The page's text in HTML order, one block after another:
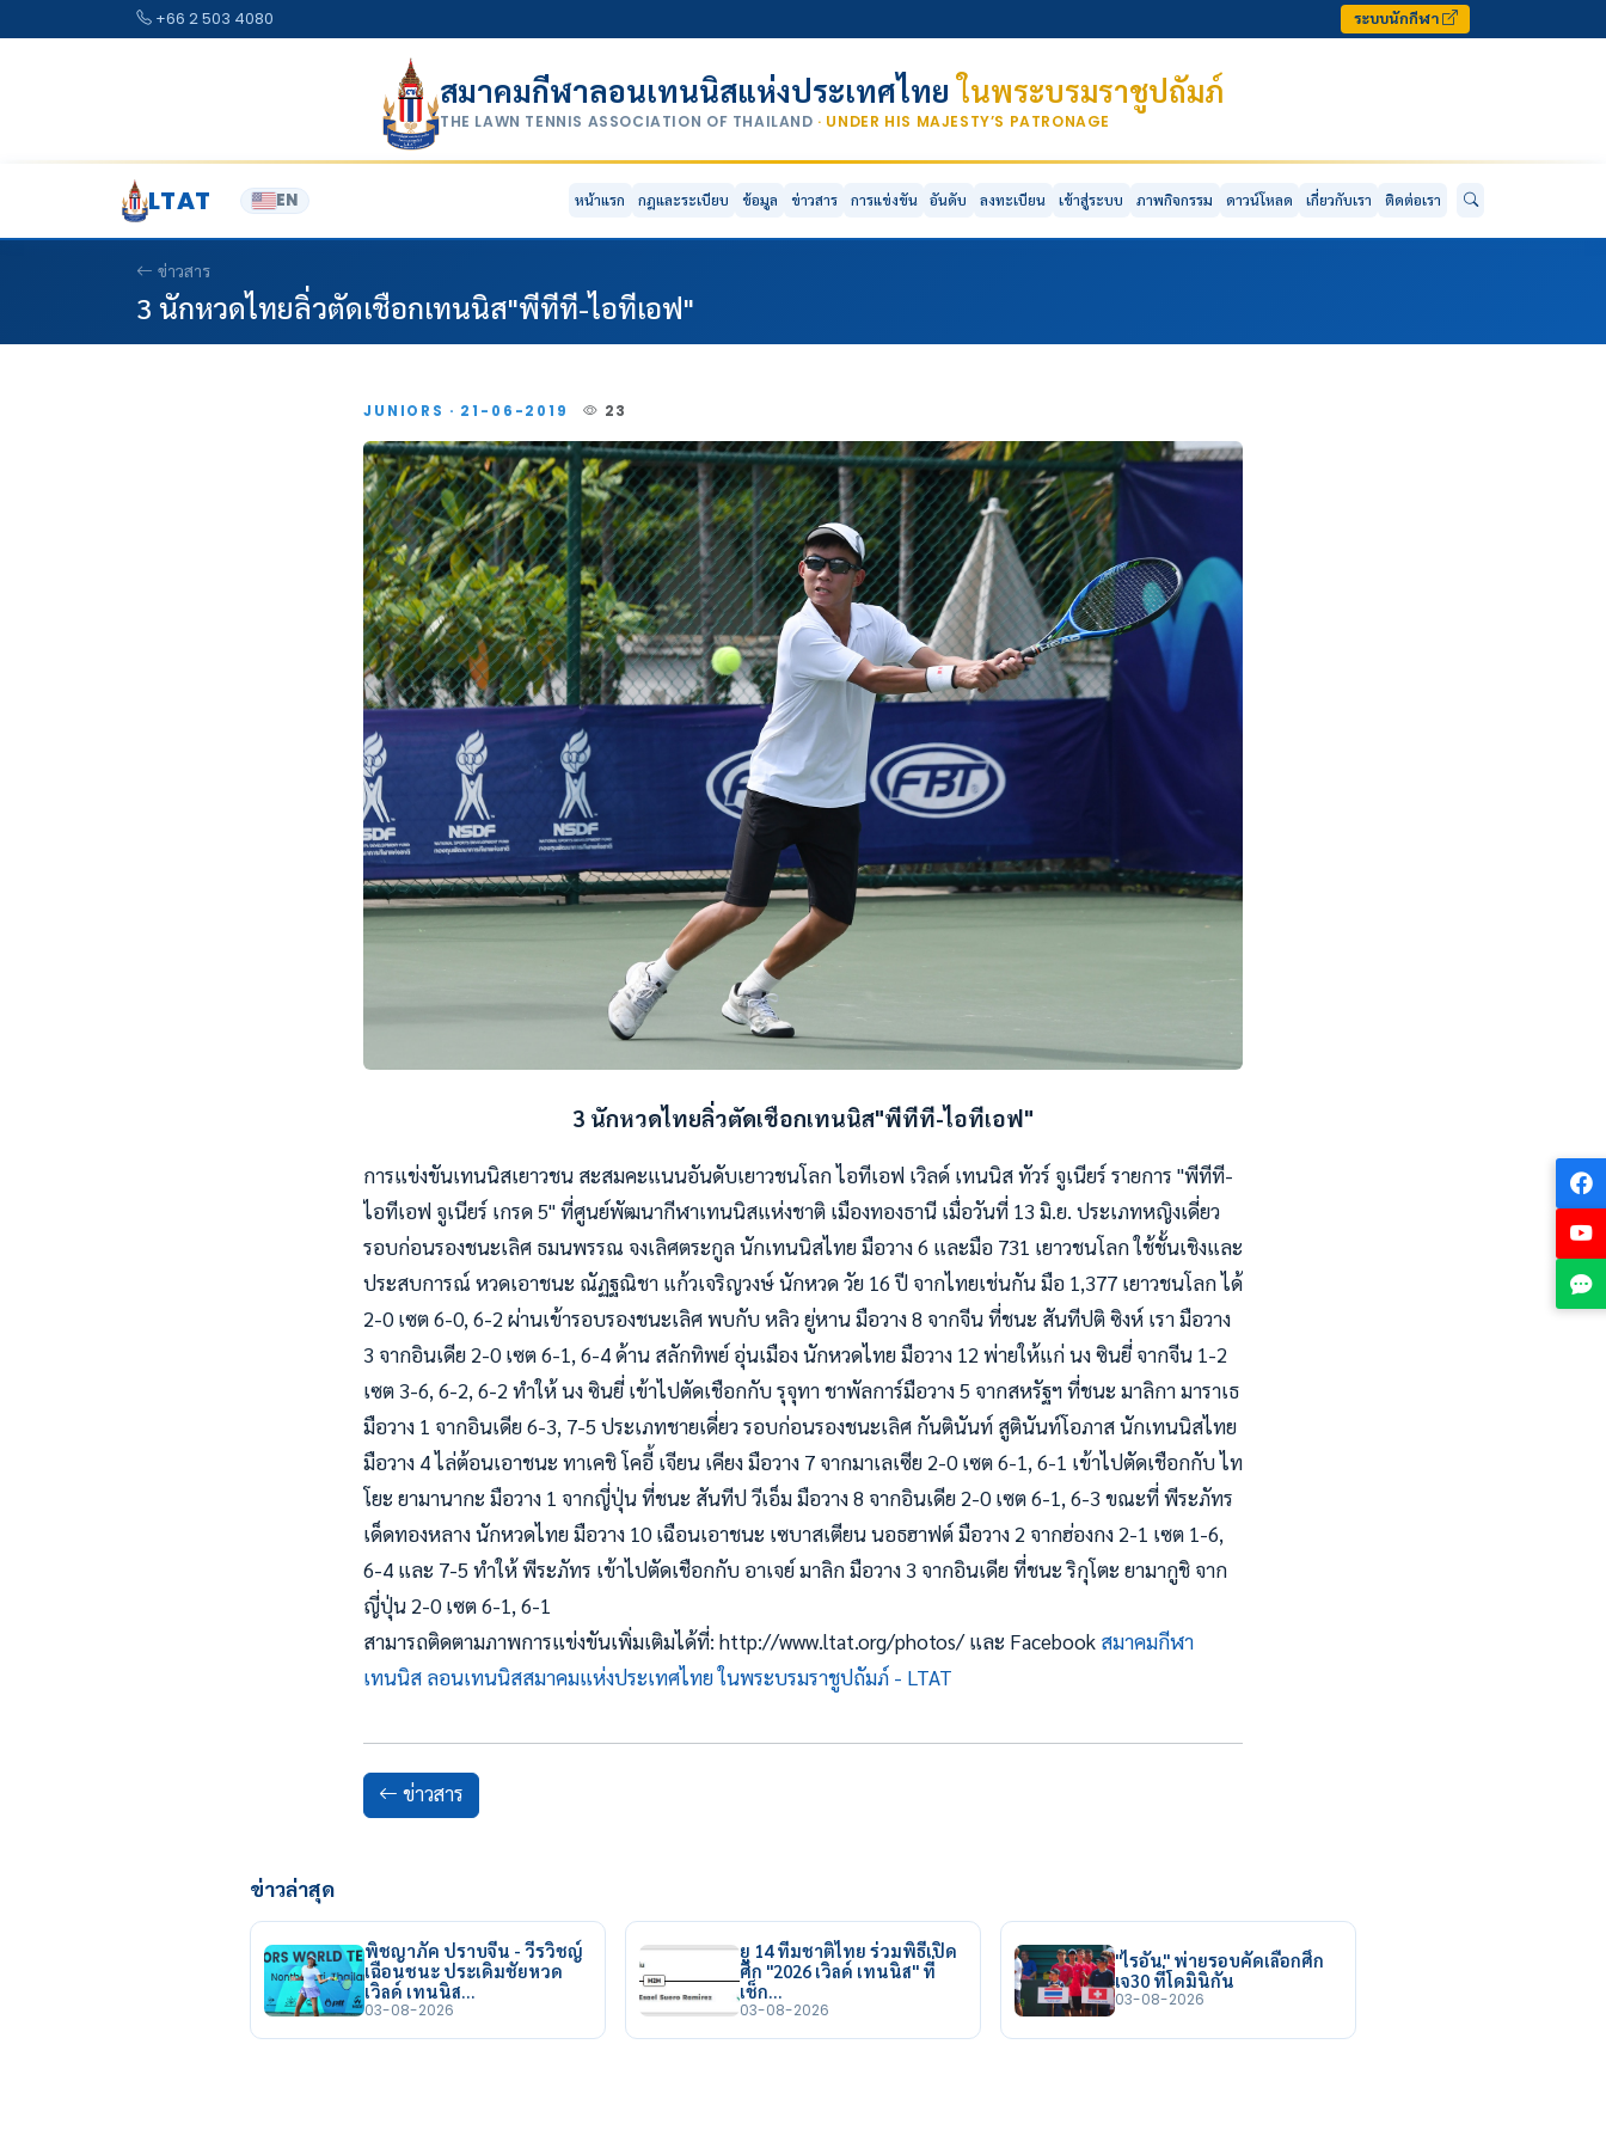
+66 2 503 4080 ระบบนักกีฬา
สมาคมกีฬาลอนเทนนิสแห่งประเทศไทยในพระบรมราชูปถัมภ์
THE LAWN TENNIS ASSOCIATION OF THAILAND · UNDER HIS MAJESTY’S PATRONAGE
LTAT EN หน้าแรก กฎและระเบียบ ข้อมูล ข่าวสาร การแข่งขัน อันดับ ลงทะเบียน เข้าสู่ระบบ ภาพกิจกรรม ดาวน์โหลด เกี่ยวกับเรา ติดต่อเรา
ข่าวสาร
3 นักหวดไทยลิ่วตัดเชือกเทนนิส"พีทีที-ไอทีเอฟ"
JUNIORS · 21-06-2019 23
3 นักหวดไทยลิ่วตัดเชือกเทนนิส"พีทีที-ไอทีเอฟ"
การแข่งขันเทนนิสเยาวชน สะสมคะแนนอันดับเยาวชนโลก ไอทีเอฟ เวิลด์ เทนนิส ทัวร์ จูเนียร์ รายการ "พีทีที-
ไอทีเอฟ จูเนียร์ เกรด 5" ที่ศูนย์พัฒนากีฬาเทนนิสแห่งชาติ เมืองทองธานี เมื่อวันที่ 13 มิ.ย. ประเภทหญิงเดี่ยว
รอบก่อนรองชนะเลิศ ธมนพรรณ จงเลิศตระกูล นักเทนนิสไทย มือวาง 6 และมือ 731 เยาวชนโลก ใช้ชั้นเชิงและ
ประสบการณ์ หวดเอาชนะ ณัฏฐณิชา แก้วเจริญวงษ์ นักหวด วัย 16 ปี จากไทยเช่นกัน มือ 1,377 เยาวชนโลก ได้
2-0 เซต 6-0, 6-2 ผ่านเข้ารอบรองชนะเลิศ พบกับ หลิว ยู่หาน มือวาง 8 จากจีน ที่ชนะ สันทีปติ ซิงห์ เรา มือวาง
3 จากอินเดีย 2-0 เซต 6-1, 6-4 ด้าน สลักทิพย์ อุ่นเมือง นักหวดไทย มือวาง 12 พ่ายให้แก่ นง ซินยี่ จากจีน 1-2
เซต 3-6, 6-2, 6-2 ทำให้ นง ซินยี่ เข้าไปตัดเชือกกับ รุจุทา ชาพัลการ์มือวาง 5 จากสหรัฐฯ ที่ชนะ มาลิกา มาราเธ
มือวาง 1 จากอินเดีย 6-3, 7-5 ประเภทชายเดี่ยว รอบก่อนรองชนะเลิศ กันตินันท์ สูตินันท์โอภาส นักเทนนิสไทย
มือวาง 4 ไล่ต้อนเอาชนะ ทาเคชิ โคอี้ เจียน เคียง มือวาง 7 จากมาเลเซีย 2-0 เซต 6-1, 6-1 เข้าไปตัดเชือกกับ ไท
โยะ ยามานากะ มือวาง 1 จากญี่ปุ่น ที่ชนะ สันทีป วีเอ็ม มือวาง 8 จากอินเดีย 2-0 เซต 6-1, 6-3 ขณะที่ พีระภัทร
เด็ดทองหลาง นักหวดไทย มือวาง 10 เฉือนเอาชนะ เซบาสเตียน นอธฮาฟต์ มือวาง 2 จากฮ่องกง 2-1 เซต 1-6,
6-4 และ 7-5 ทำให้ พีระภัทร เข้าไปตัดเชือกกับ อาเจย์ มาลิก มือวาง 3 จากอินเดีย ที่ชนะ ริกุโตะ ยามากูชิ จาก
ญี่ปุ่น 2-0 เซต 6-1, 6-1
สามารถติดตามภาพการแข่งขันเพิ่มเติมได้ที่: http://www.ltat.org/photos/ และ Facebook สมาคมกีฬา
เทนนิส ลอนเทนนิสสมาคมแห่งประเทศไทย ในพระบรมราชูปถัมภ์ - LTAT
ข่าวสาร
ข่าวล่าสุด
พิชญาภัค ปราบจีน - วีรวิชญ์
เฉือนชนะ ประเดิมชัยหวด
เวิลด์ เทนนิส…
03-08-2026
ยู 14 ทีมชาติไทย ร่วมพิธีเปิด
ศึก "2026 เวิลด์ เทนนิส" ที่
เช็ก…
03-08-2026
"ไรอัน" พ่ายรอบคัดเลือกศึก
เจ30 ที่โดมินิกัน
03-08-2026